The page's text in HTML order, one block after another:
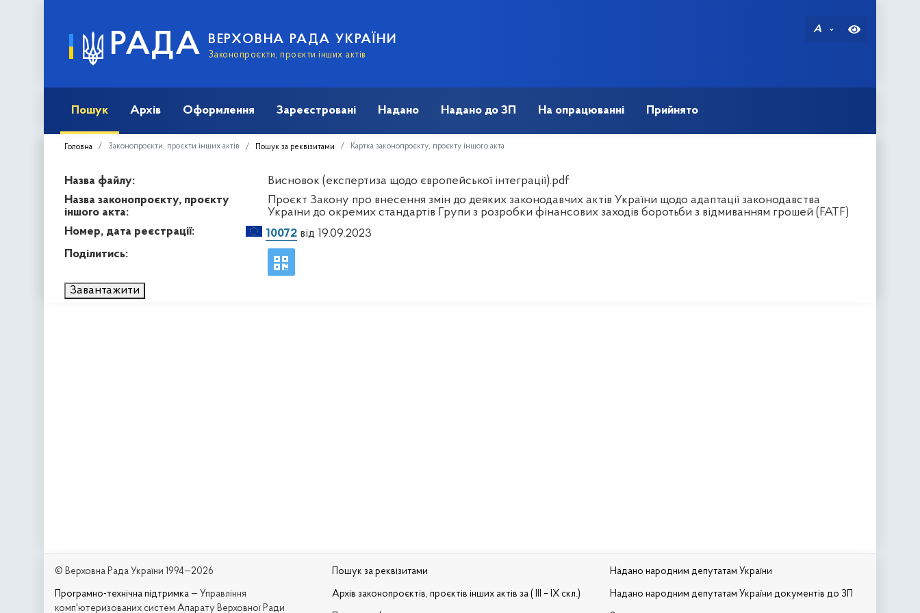
РАДА ВЕРХОВНА РАДА УКРАЇНИ
Законопроєкти, проєкти інших актів
A
Пошук Архів Оформлення Зареєстровані Надано Надано до ЗП На опрацюванні Прийнято
Головна Законопроєкти, проєкти інших актів Пошук за реквізитами Картка законопроєкту, проєкту іншого акта
Назва файлу:
Висновок (експертиза щодо європейської інтеграції).pdf
Назва законопроєкту, проєкту
іншого акта:
Проєкт Закону про внесення змін до деяких законодавчих актів України щодо адаптації законодавства
України до окремих стандартів Групи з розробки фінансових заходів боротьби з відмиванням грошей (FATF)
Номер, дата реєстрації:
10072 від 19.09.2023
Поділитись:
Завантажити
© Верховна Рада України 1994—2026
Програмно-технічна підтримка — Управління
комп'ютеризованих систем Апарату Верховної Ради
Пошук за реквізитами
Архів законопроєктів, проєктів інших актів за ( III – IX скл.)
Надано народним депутатам України
Надано народним депутатам України документів до ЗП